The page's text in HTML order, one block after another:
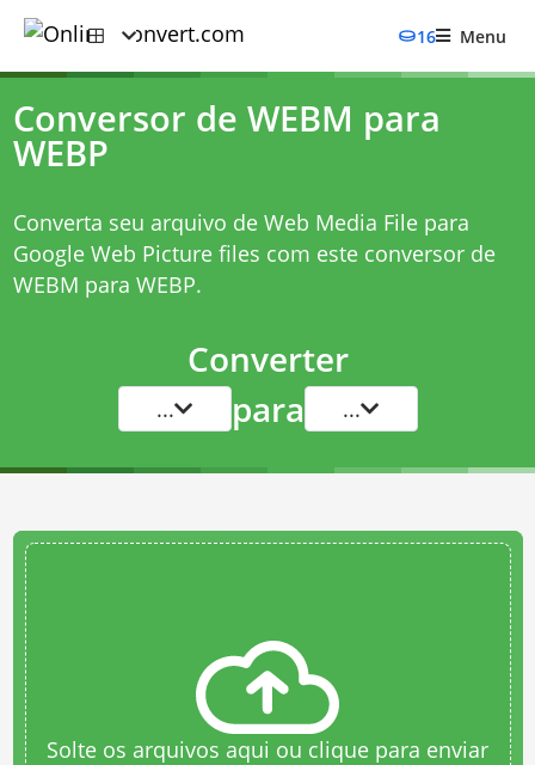
16 Menu
Conversor de WEBM para
WEBP
Converta seu arquivo de Web Media File para
Google Web Picture files com este conversor de
WEBM para WEBP.
Converter
... para ...
Solte os arquivos aqui ou clique para enviar